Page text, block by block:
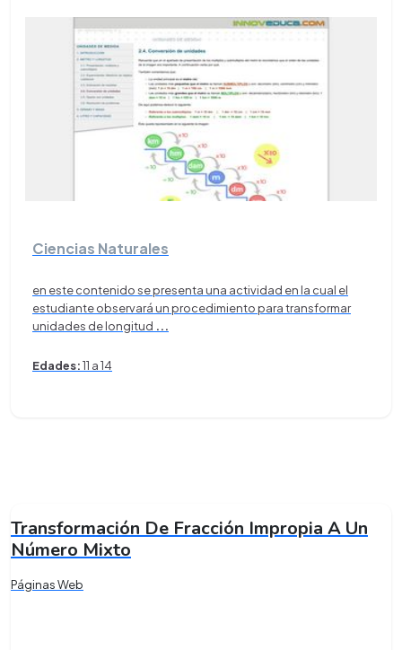
Ciencias Naturales
en este contenido se presenta una actividad en la cual el
estudiante observará un procedimiento para transformar
unidades de longitud ...
Edades:11 a 14
Transformación De Fracción Impropia A Un
Número Mixto
Páginas Web